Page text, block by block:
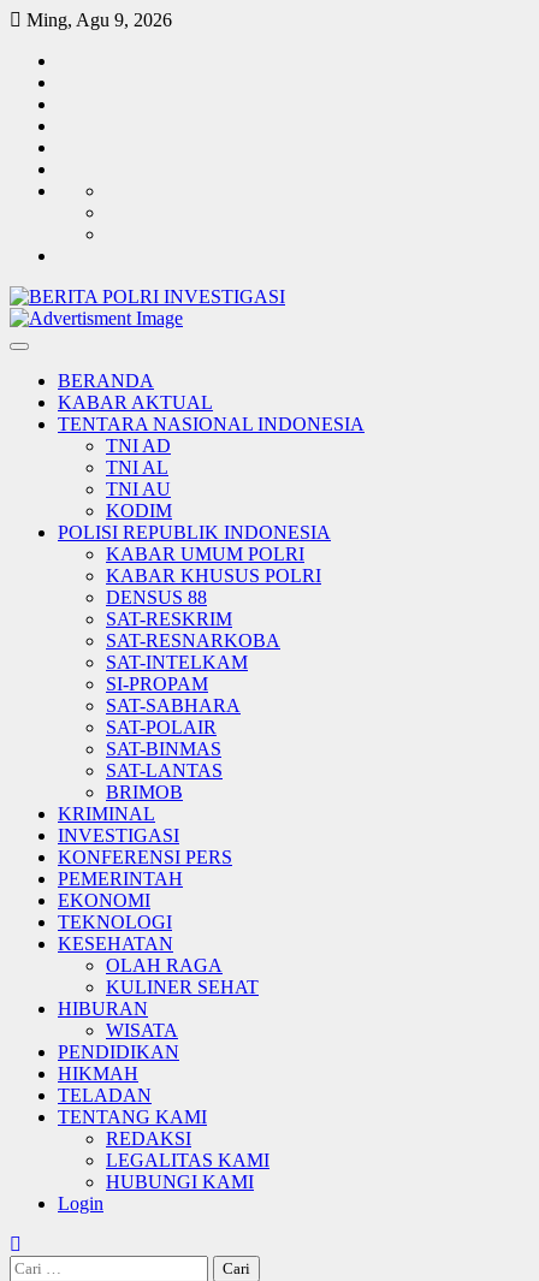
Skip
content
Ming, Agu 9, 2026
BUDAYA
TENTANG
KAMI
BERANDA
KABAR AKTUAL
TENTARA NASIONAL INDONESIA
TNI AD
TNI AL
TNI AU
KODIM
POLISI REPUBLIK INDONESIA
KABAR UMUM POLRI
KABAR KHUSUS POLRI
DENSUS 88
SAT-RESKRIM
SAT-RESNARKOBA
SAT-INTELKAM
SI-PROPAM
SAT-SABHARA
SAT-POLAIR
SAT-BINMAS
SAT-LANTAS
BRIMOB
KRIMINAL
INVESTIGASI
KONFERENSI PERS
PEMERINTAH
EKONOMI
TEKNOLOGI
KESEHATAN
OLAH RAGA
KULINER SEHAT
HIBURAN
WISATA
PENDIDIKAN
HIKMAH
TELADAN
TENTANG KAMI
REDAKSI
LEGALITAS KAMI
HUBUNGI KAMI
Login
Cari